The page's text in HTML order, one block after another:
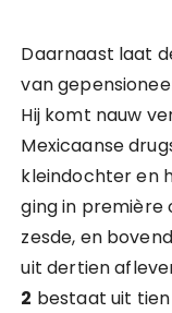
Daarnaast laat
van
Hij komt nauw
Mexicaanse
kleindochter en
ging in première
zesde, en
uit dertien
2 bestaat uit